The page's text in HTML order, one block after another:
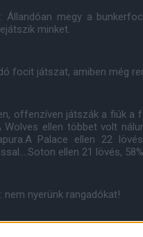
Állandóan megy a
minket.
focit játszat, amiben még
offenzíven játszák a fiúk a
Wolves ellen többet volt
Palace ellen 22
ellen 21 lövés,
nem nyerünk rangadókat!